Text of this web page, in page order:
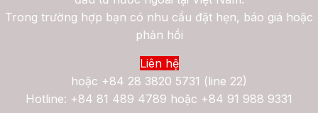
Trong trường hợp bạn có nhu cầu đặt hẹn, báo giá hoặc
phản hồi
Liên hệ
hoặc +84 28 3820 5731 (line 22)
Hotline: +84 81 489 4789 hoặc +84 91 988 9331